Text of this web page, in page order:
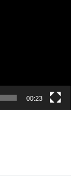
00:23